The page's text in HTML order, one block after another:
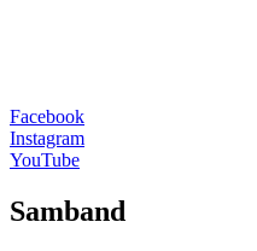
Facebook
Instagram
YouTube
Samband